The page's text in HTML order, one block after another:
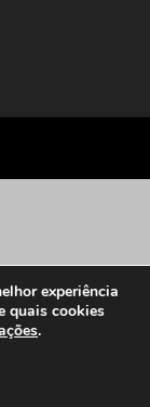
experiência
quais cookies
.